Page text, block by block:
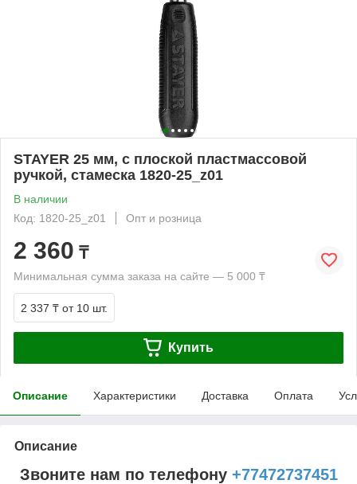
STAYER 25 мм, с плоской пластмассовой
ручкой, стамеска 1820-25_z01
В наличии
Код: 1820-25_z01
Опт и розница
2 360 ₸
Минимальная сумма заказа на сайте — 5 000 ₸
2 337 ₸ от 10 шт.
Купить
Описание Характеристики Доставка Оплата
Описание
Звоните нам по телефону +77472737451